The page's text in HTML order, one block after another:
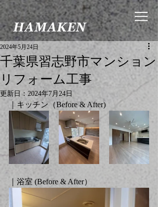
千葉県習志野市マンション
リフォーム工事
2024年5月24日
更新日： 2024年7月24日
｜キッチン（Before & After)
｜浴室 (Before & After）